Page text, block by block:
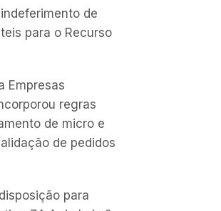
de
para o Recurso
Empresas
regras
de micro e
de pedidos
para